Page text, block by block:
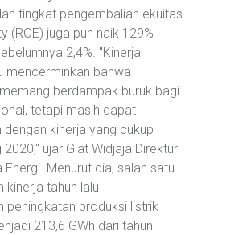
tingkat pengembalian ekuitas
(ROE) juga pun naik 129%
2,4%. "Kinerja
mencerminkan bahwa
berdampak buruk bagi
tetapi masih dapat
kinerja yang cukup
ujar Giat Widjaja Direktur
Menurut dia, salah satu
tahun lalu
peningkatan produksi listrik
213,6 GWh dari tahun